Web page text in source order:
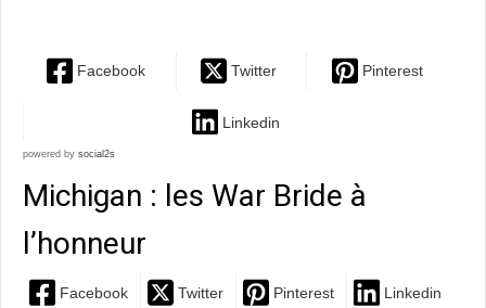
Facebook Twitter Pinterest
Linkedin
powered by social2s
Michigan : les War Bride à
l’honneur
Facebook Twitter Pinterest Linkedin